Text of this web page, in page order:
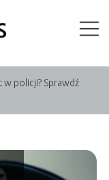
w policji? Sprawdź